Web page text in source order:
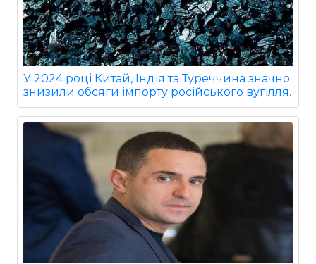
У 2024 році Китай, Індія та Туреччина значно
знизили обсяги імпорту російського вугілля.